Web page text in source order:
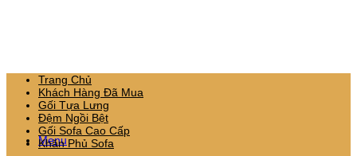
Menu
Trang Chủ
Khách Hàng Đã Mua
Gối Tựa Lưng
Đệm Ngồi Bệt
Gối Sofa Cao Cấp
Khăn Phủ Sofa